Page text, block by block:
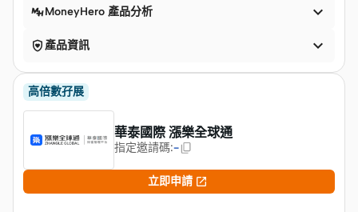
MoneyHero 產品分析 
 產品資訊 
高倍數孖展
華泰國際 漲樂全球通
指定邀請碼:-
立即申請 